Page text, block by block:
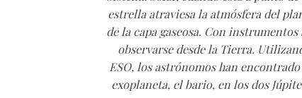
estrella atraviesa la atmósfera del
de la capa gaseosa. Con
observarse desde la Tierra.
ESO, los astrónomos han
exoplaneta, el bario, en los dos